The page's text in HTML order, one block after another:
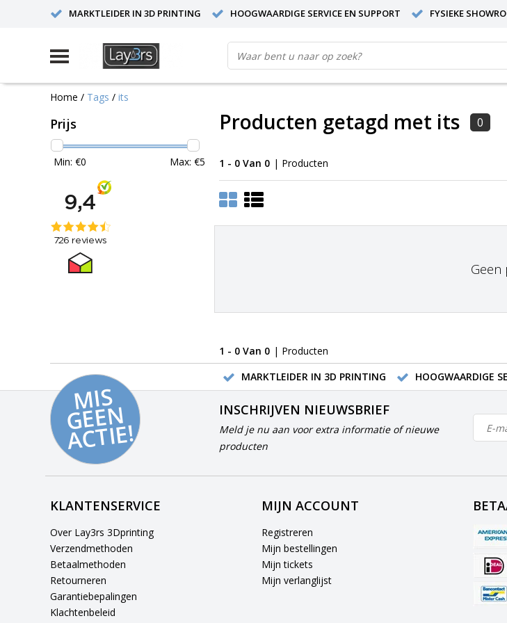
MARKTLEIDER IN 3D PRINTING HOOGWAARDIGE SERVICE EN SUPPORT FYSIEKE
Home / Tags / its
Prijs
Min: €0 Max: €5
Producten getagd met its 0
1 - 0 Van 0 | Producten
Geen
1 - 0 Van 0 | Producten
MARKTLEIDER IN 3D PRINTING
HOOGWAARDIGE
MI
S
G
E
E
N
A
C
TI
E!
INSCHRIJVEN NIEUWSBRIEF
Meld je nu aan voor extra informatie of nieuwe
producten
KLANTENSERVICE
Over Lay3rs 3Dprinting
Verzendmethoden
Betaalmethoden
Retourneren
Garantiebepalingen
Klachtenbeleid
MIJN ACCOUNT
Registreren
Mijn bestellingen
Mijn tickets
Mijn verlanglijst